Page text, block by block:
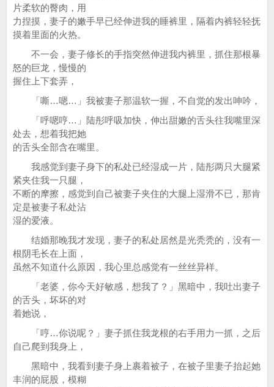
片柔软的臀肉，用
力捏摸，妻子的嫩手早已经伸进我的睡裤里，隔着内裤轻轻抚
摸着里面的火热。
不一会，妻子修长的手指突然伸进我内裤里，抓住那根暴
怒的巨龙，慢慢的
握住上下套弄，
「嘶…嗯…」我被妻子那温软一握，不自觉的发出呻吟，
「呼嗯哼…」陆彤呼吸加快，伸出甜嫩的舌头往我嘴里深
处去，想着我把她
的舌头全部含在嘴里。
我感觉到妻子身下的私处已经湿成一片，陆彤两只大腿紧
紧夹住我一只腿，
不断的摩擦，感觉到自己被妻子夹住的大腿上湿滑不已，那肯
定是被妻子私处沾
湿的爱液。
结婚那晚我才发现，妻子的私处居然是光秃秃的，没有一
根阴毛长在上面，
虽然不知道什么原因，我心里总感觉有一丝丝异样。
「老婆，你今天好敏感，想我了？」黑暗中，我吐出妻子
的舌头，坏坏的对
着她说，
「哼…你说呢？」妻子抓住我龙根的右手用力一抓，之后
自己爬到我身上，
黑暗中，我看到妻子身上裹着被子，在被子里妻子抬起她
丰润的屁股，模糊